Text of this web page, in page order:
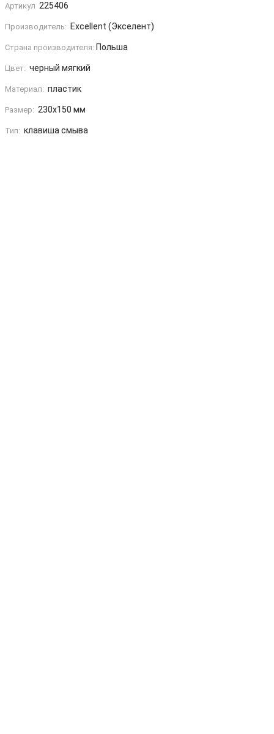
Артикул 225406
Производитель: Excellent (Экселент)
Страна производителя: Польша
Цвет: черный мягкий
Материал: пластик
Размер: 230x150 мм
Тип: клавиша смыва